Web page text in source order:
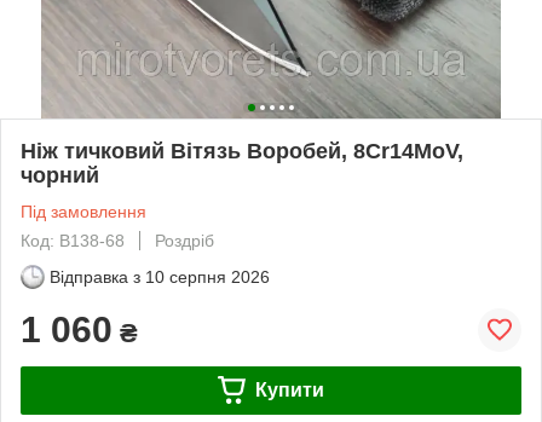
Ніж тичковий Вітязь Воробей, 8Cr14MoV,
чорний
Під замовлення
Код: В138-68
Роздріб
Відправка з 10 серпня 2026
1 060 ₴
Купити